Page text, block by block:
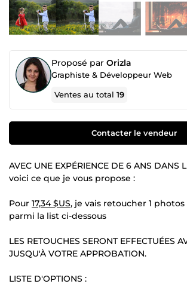
Proposé par Orizla
Graphiste & Développeur Web
Ventes au total19
Contacter le vendeur
AVEC UNE EXPÉRIENCE DE 6 ANS DANS
voici ce que je vous propose :
Pour 17,34 $US, je vais retoucher 1
parmi la list ci-dessous
LES RETOUCHES SERONT EFFECTUÉES
JUSQU'À VOTRE APPROBATION.
LISTE D'OPTIONS :